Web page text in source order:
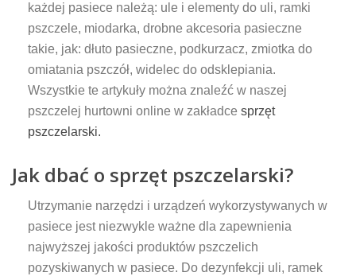
każdej pasiece należą: ule i elementy do uli, ramki
pszczele, miodarka, drobne akcesoria pasieczne
takie, jak: dłuto pasieczne, podkurzacz, zmiotka do
omiatania pszczół, widelec do odsklepiania.
Wszystkie te artykuły można znaleźć w naszej
pszczelej hurtowni online w zakładce sprzęt
pszczelarski.
Jak dbać o sprzęt pszczelarski?
Utrzymanie narzędzi i urządzeń wykorzystywanych w
pasiece jest niezwykle ważne dla zapewnienia
najwyższej jakości produktów pszczelich
pozyskiwanych w pasiece. Do dezynfekcji uli, ramek